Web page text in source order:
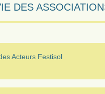
DES
Acteurs Festisol